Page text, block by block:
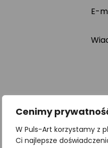
Cenimy
W Puls-Art korzystamy z
Ci najlepsze
E-